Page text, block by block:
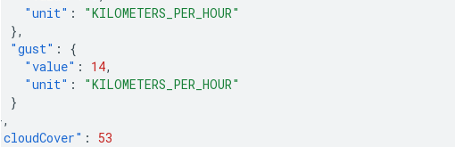
"unit" :
"KILOMETERS_PER_HOUR"
},
"gust" :
{
"value" : 14,
"unit" :
"KILOMETERS_PER_HOUR"
}
},
"cloudCover" :
53